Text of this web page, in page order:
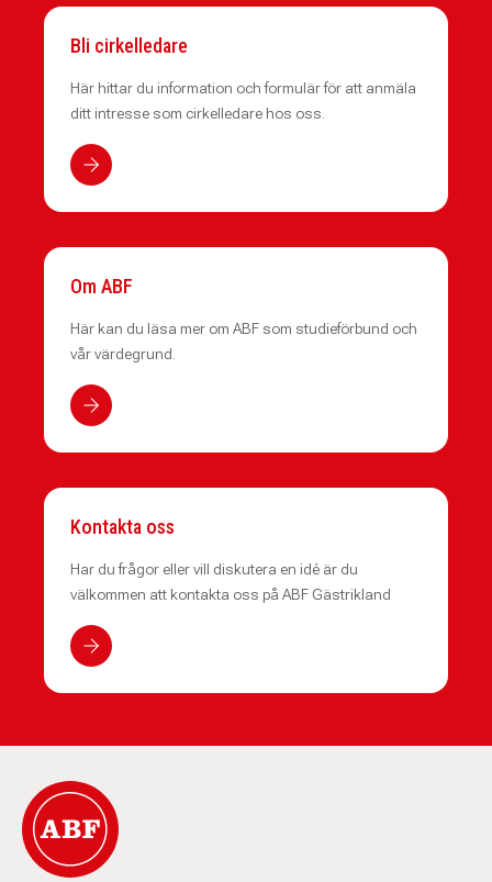
Bli cirkelledare
Här hittar du information och formulär för att anmäla
ditt intresse som cirkelledare hos oss.
Om ABF
Här kan du läsa mer om ABF som studieförbund och
vår värdegrund.
Kontakta oss
Har du frågor eller vill diskutera en idé är du
välkommen att kontakta oss på ABF Gästrikland